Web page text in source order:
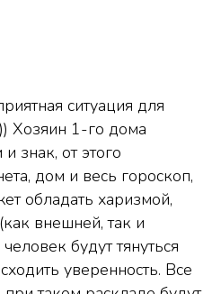
ситуация для
Хозяин 1-го дома
знак, от этого
дом и весь гороскоп,
обладать харизмой,
внешней, так и
будут тянуться
уверенность. Все